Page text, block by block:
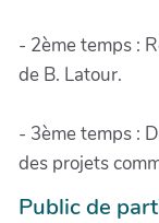
- 2ème temps :
de B. Latour.
- 3ème temps :
des projets
Public de